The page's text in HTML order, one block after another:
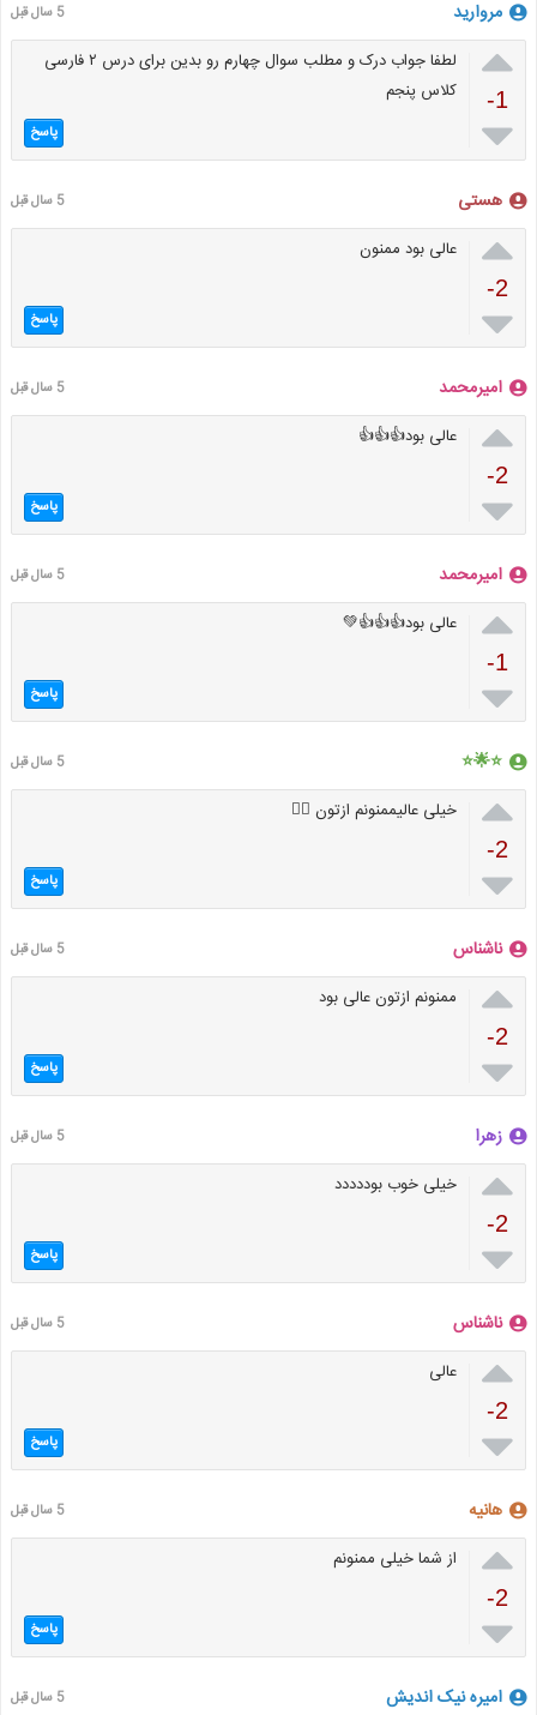
مروارید 5 سال قبل

-1

لطفا جواب درک و مطلب سوال چهارم رو بدین برای درس ٢ فارسی
کلاس پنجم
پاسخ
هستی 5 سال قبل

-2

عالی بود ممنون
پاسخ
امیرمحمد 5 سال قبل

-2

عالی بود👍👍👍
پاسخ
امیرمحمد 5 سال قبل

-1

عالی بود👍👍👍💚
پاسخ
⭐🌟⭐ 5 سال قبل

-2

خیلی عالیممنونم ازتون 👌🏻
پاسخ
ناشناس 5 سال قبل

-2

ممنونم ازتون عالی بود
پاسخ
زهرا 5 سال قبل

-2

خیلی خوب بوددددد
پاسخ
ناشناس 5 سال قبل

-2

عالی
پاسخ
هانیه 5 سال قبل

-2

از شما خیلی ممنونم
پاسخ
امیره نیک اندیش 5 سال قبل